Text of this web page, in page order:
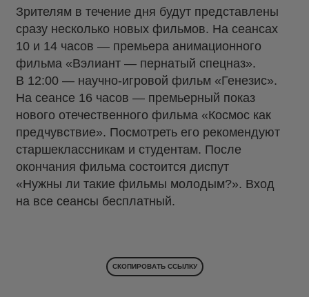
Зрителям в течение дня будут представлены
сразу несколько новых фильмов. На сеансах
10 и 14 часов — премьера анимационного
фильма «Вэлиант — пернатый спецназ».
В 12:00 — научно-игровой фильм «Генезис».
На сеансе 16 часов — премьерный показ
нового отечественного фильма «Космос как
предчувствие». Посмотреть его рекомендуют
старшеклассникам и студентам. После
окончания фильма состоится диспут
«Нужны ли такие фильмы молодым?». Вход
на все сеансы бесплатный.
СКОПИРОВАТЬ ССЫЛКУ